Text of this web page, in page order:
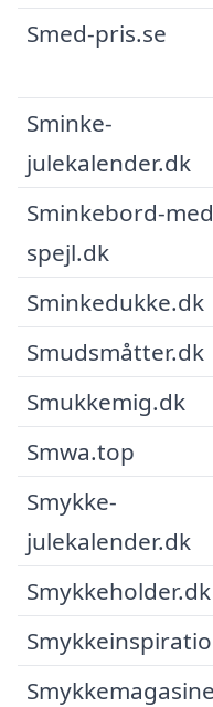
Smed-pris.se
Sminke-
julekalender.dk
Sminkebord-
spejl.dk
Sminkedukke.dk
Smudsmåtter.dk
Smukkemig.dk
Smwa.top
Smykke-
julekalender.dk
Smykkeholder.dk